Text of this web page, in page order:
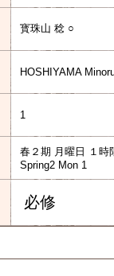
寳珠山 稔 ○
HOSHIYAMA
1
春２期 月曜日 １時
Spring2 Mon 1
必修